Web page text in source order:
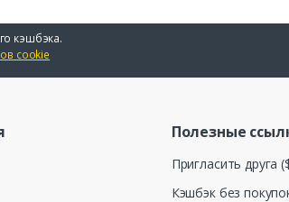
кэшбэка.
cookie
Полезные
Пригласить друга
Кэшбэк без